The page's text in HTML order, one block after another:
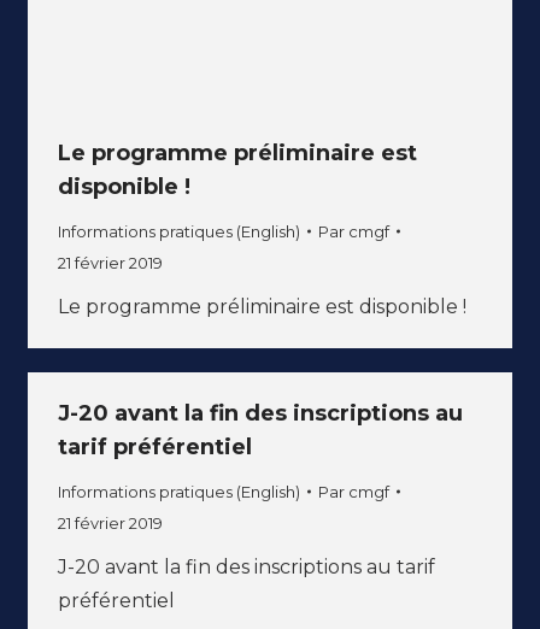
Le programme préliminaire est
disponible !
Informations pratiques (English) Par cmgf
21 février 2019
Le programme préliminaire est disponible !
J-20 avant la fin des inscriptions au
tarif préférentiel
Informations pratiques (English) Par cmgf
21 février 2019
J-20 avant la fin des inscriptions au tarif
préférentiel